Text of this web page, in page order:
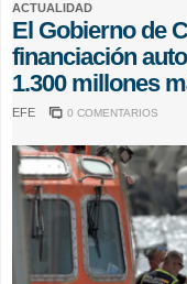
ACTUALIDAD
El Gobierno de
financiación
1.300 millones
EFE 0 COMENTARIOS